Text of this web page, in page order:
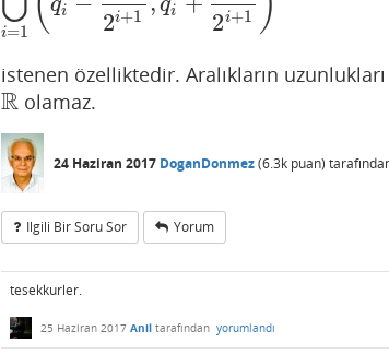
i=1
qi 2i+1 qi 2i+1
istenen özelliktedir. Aralıkların
R
R olamaz.
24 Haziran 2017 DoganDonmez(6.3k puan)
Ilgili Bir Soru Sor Yorum
tesekkurler.
25 Haziran 2017 Anil tarafından yorumlandı